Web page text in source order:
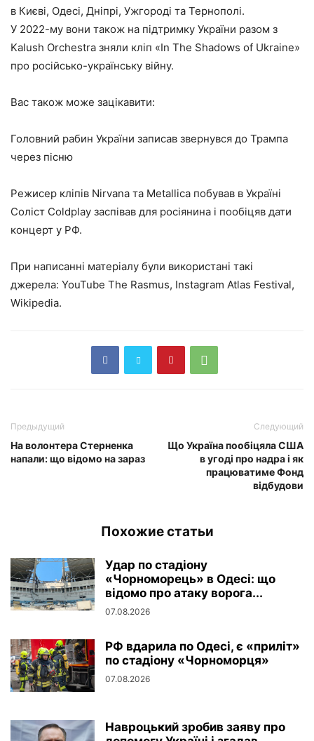
в Києві, Одесі, Дніпрі, Ужгороді та Тернополі.
У 2022-му вони також на підтримку України разом з
Kalush Orchestra зняли кліп «In The Shadows of Ukraine»
про російсько-українську війну.
Вас також може зацікавити:
Головний рабин України записав звернувся до Трампа
через пісню
Режисер кліпів Nirvana та Metallica побував в Україні
Соліст Coldplay заспівав для росіянина і пообіцяв дати
концерт у РФ.
При написанні матеріалу були використані такі
джерела: YouTube The Rasmus, Instagram Atlas Festival,
Wikipedia.
Предыдущий
На волонтера Стерненка
напали: що відомо на зараз
Следующий
Що Україна пообіцяла США
в угоді про надра і як
працюватиме Фонд
відбудови
Похожие статьи
Удар по стадіону
«Чорноморець» в Одесі: що
відомо про атаку ворога...
07.08.2026
РФ вдарила по Одесі, є «приліт»
по стадіону «Чорноморця»
07.08.2026
Навроцький зробив заяву про